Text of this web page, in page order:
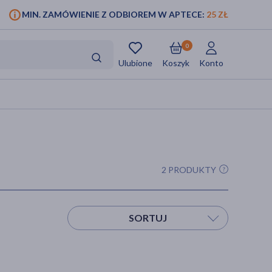
MIN. ZAMÓWIENIE Z ODBIOREM W APTECE: 25 ZŁ
Ulubione Koszyk
0
Konto
2 PRODUKTY
SORTUJ